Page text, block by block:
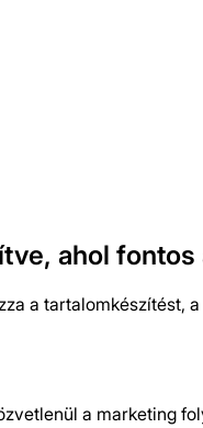
ahol
a
a marketing